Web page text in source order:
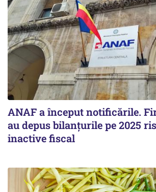
ANAF a început notificările.
au depus bilanțurile pe 2025
inactive fiscal